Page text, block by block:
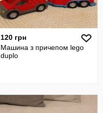
120 грн
Машина з причепом lego
duplo